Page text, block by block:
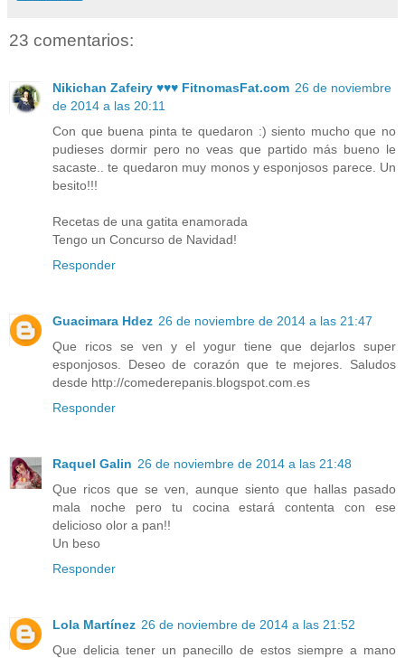
23 comentarios:
Nikichan Zafeiry ♥♥♥ FitnomasFat.com 26 de noviembre
de 2014 a las 20:11
Con que buena pinta te quedaron :) siento mucho que no
pudieses dormir pero no veas que partido más bueno le
sacaste.. te quedaron muy monos y esponjosos parece. Un
besito!!!
Recetas de una gatita enamorada
Tengo un Concurso de Navidad!
Responder
Guacimara Hdez 26 de noviembre de 2014 a las 21:47
Que ricos se ven y el yogur tiene que dejarlos super
esponjosos. Deseo de corazón que te mejores. Saludos
desde http://comederepanis.blogspot.com.es
Responder
Raquel Galin 26 de noviembre de 2014 a las 21:48
Que ricos que se ven, aunque siento que hallas pasado
mala noche pero tu cocina estará contenta con ese
delicioso olor a pan!!
Un beso
Responder
Lola Martínez 26 de noviembre de 2014 a las 21:52
Que delicia tener un panecillo de estos siempre a mano